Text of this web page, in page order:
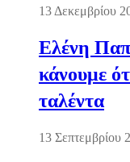
13 Δεκεμβρίου
Ελένη
κάνουμε
ταλέντα
13 Σεπτεμβρίου